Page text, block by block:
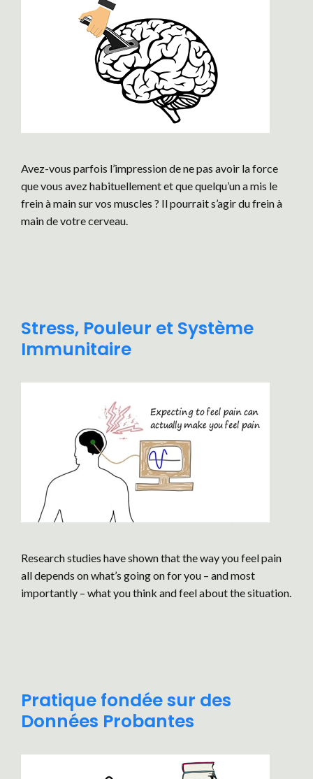
Avez-vous parfois l’impression de ne pas avoir la force
que vous avez habituellement et que quelqu’un a mis le
frein à main sur vos muscles ? Il pourrait s’agir du frein à
main de votre cerveau.
Stress, Pouleur et Système
Immunitaire
Research studies have shown that the way you feel pain
all depends on what’s going on for you – and most
importantly – what you think and feel about the situation.
Pratique fondée sur des
Données Probantes